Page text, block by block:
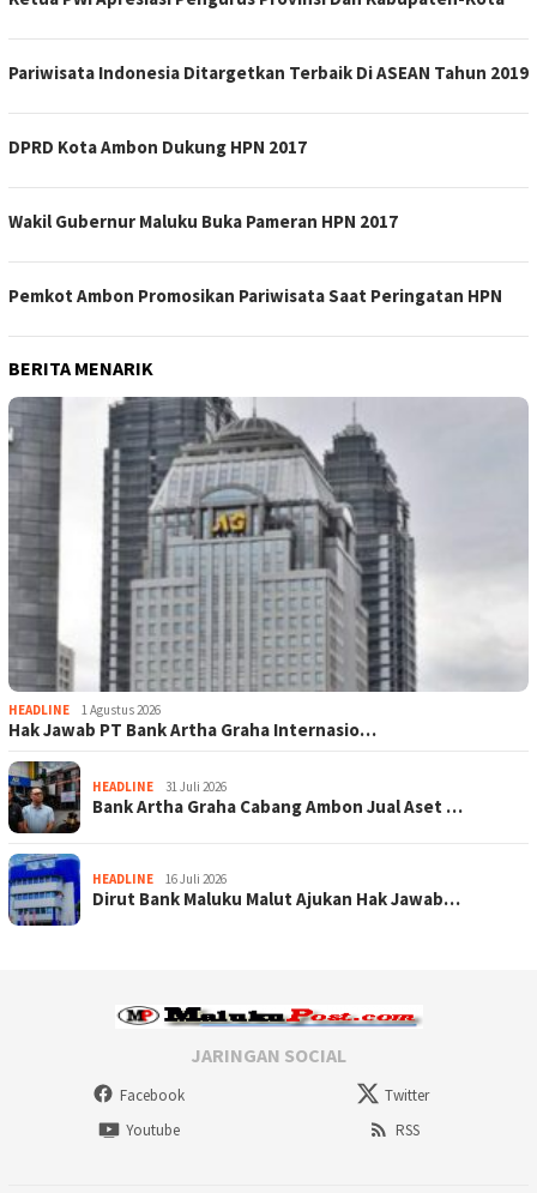
Pariwisata Indonesia Ditargetkan Terbaik Di ASEAN Tahun 2019
DPRD Kota Ambon Dukung HPN 2017
Wakil Gubernur Maluku Buka Pameran HPN 2017
Pemkot Ambon Promosikan Pariwisata Saat Peringatan HPN
BERITA MENARIK
HEADLINE 1 Agustus 2026
Hak Jawab PT Bank Artha Graha Internasio…
HEADLINE 31 Juli 2026
Bank Artha Graha Cabang Ambon Jual Aset …
HEADLINE 16 Juli 2026
Dirut Bank Maluku Malut Ajukan Hak Jawab…
JARINGAN SOCIAL
Facebook
Twitter
Youtube
RSS